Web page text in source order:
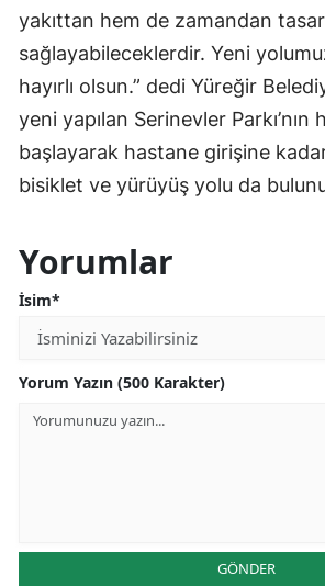
yakıttan hem de zamandan
sağlayabileceklerdir. Yeni
hayırlı olsun.” dedi Yüreğir
yeni yapılan Serinevler Parkı’nın
başlayarak hastane girişine
bisiklet ve yürüyüş yolu da
Yorumlar
İsim*
Yorum Yazın (500 Karakter)
GÖNDER